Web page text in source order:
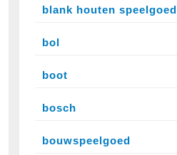
blank houten speelgoed
bol
boot
bosch
bouwspeelgoed